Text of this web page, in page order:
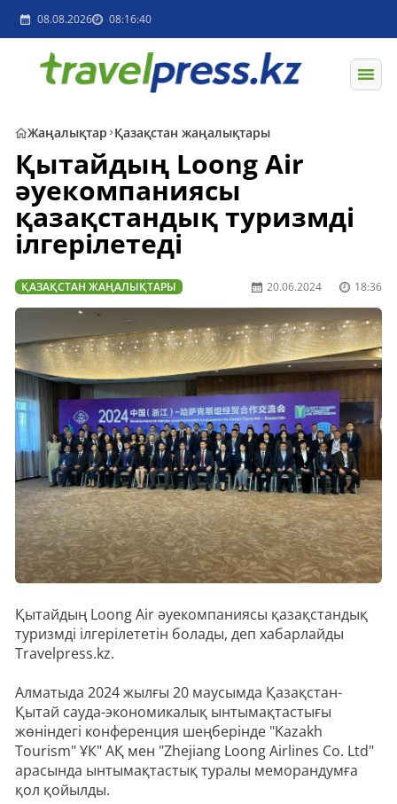
08.08.2026 08:16:40
Жаңалықтар Қазақстан жаңалықтары
Қытайдың Loong Air
әуекомпаниясы
қазақстандық туризмді
ілгерілетеді
ҚАЗАҚСТАН ЖАҢАЛЫҚТАРЫ 20.06.2024 18:36
Қытайдың Loong Air әуекомпаниясы қазақстандық
туризмді ілгерілететін болады, деп хабарлайды
Travelpress.kz.
Алматыда 2024 жылғы 20 маусымда Қазақстан-
Қытай сауда-экономикалық ынтымақтастығы
жөніндегі конференция шеңберінде "Kazakh
Tourism" ҰК" АҚ мен "Zhejiang Loong Airlines Co. Ltd"
арасында ынтымақтастық туралы меморандумға
қол қойылды.